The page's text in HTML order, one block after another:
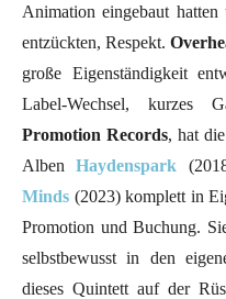
Animation eingebaut
entzückten, Respekt.
große Eigenständigkeit
Label-Wechsel, kurzes
Promotion Records, hat
AlbenHaydenspark
Minds (2023) komplett in
Promotion und Buchung.
selbstbewusst in den
dieses Quintett auf der